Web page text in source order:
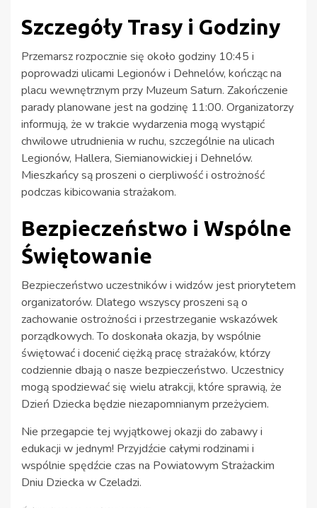
Szczegóły Trasy i Godziny
Przemarsz rozpocznie się około godziny 10:45 i
poprowadzi ulicami Legionów i Dehnelów, kończąc na
placu wewnętrznym przy Muzeum Saturn. Zakończenie
parady planowane jest na godzinę 11:00. Organizatorzy
informują, że w trakcie wydarzenia mogą wystąpić
chwilowe utrudnienia w ruchu, szczególnie na ulicach
Legionów, Hallera, Siemianowickiej i Dehnelów.
Mieszkańcy są proszeni o cierpliwość i ostrożność
podczas kibicowania strażakom.
Bezpieczeństwo i Wspólne
Świętowanie
Bezpieczeństwo uczestników i widzów jest priorytetem
organizatorów. Dlatego wszyscy proszeni są o
zachowanie ostrożności i przestrzeganie wskazówek
porządkowych. To doskonała okazja, by wspólnie
świętować i docenić ciężką pracę strażaków, którzy
codziennie dbają o nasze bezpieczeństwo. Uczestnicy
mogą spodziewać się wielu atrakcji, które sprawią, że
Dzień Dziecka będzie niezapomnianym przeżyciem.
Nie przegapcie tej wyjątkowej okazji do zabawy i
edukacji w jednym! Przyjdźcie całymi rodzinami i
wspólnie spędźcie czas na Powiatowym Strażackim
Dniu Dziecka w Czeladzi.